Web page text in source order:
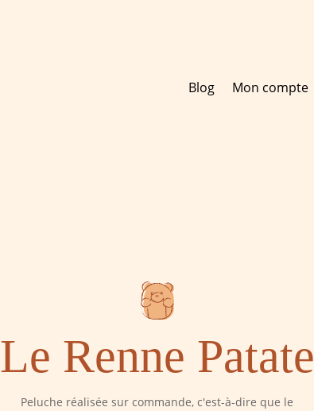
Blog Mon compte
Le Renne Patate
Peluche réalisée sur commande, c'est-à-dire que le